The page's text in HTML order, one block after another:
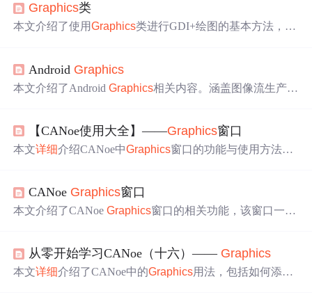
Graphics类
本文介绍了使用Graphics类进行GDI+绘图的基本方法，包
明。Android Graphics
本文介绍了AndroidGraphics相关内容。涵盖图像流生产者
BufferQueue等概念，以及SurfaceFlinger的合成工作。此
外，说明了Vsync机制、数据流阶段和图像帧读取显示方
【CANoe使用大全】——Graphics窗口
本文详细介绍CANoe中Graphics窗口的功能与使用方法，
视化和分析总线信号数据。
CANoe Graphics窗口
本文介绍了CANoeGraphics窗口的相关功能，该窗口一般
提及窗口排列、信号分组，以及删除窗口和批量操作信号
勾选的提示。
从零开始学习CANoe（十六）—— Graphics
本文详细介绍了CANoe中的Graphics用法，包括如何添加